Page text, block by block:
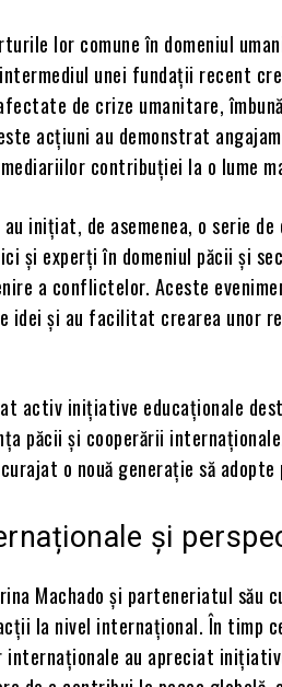
lor comune în domeniul
unei fundații recent
de crize umanitare,
acțiuni au demonstrat
contribuției la o lume
au inițiat, de asemenea, o serie
și experți în domeniul păcii și
a conflictelor. Aceste
idei și au facilitat crearea unor
activ inițiative educaționale
păcii și cooperării
o nouă generație să
și
Machado și parteneriatul său
la nivel internațional. În timp
internaționale au apreciat